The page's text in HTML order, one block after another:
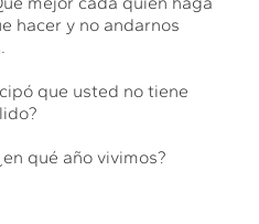
hacer y no andarnos
que usted no tiene
qué año vivimos?